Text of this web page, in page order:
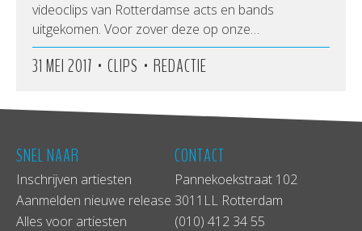
videoclips van Rotterdamse acts en bands
uitgekomen. Voor zover deze op onze…
31 MEI 2017 • CLIPS • REDACTIE
SNEL NAAR
Inschrijven artiesten
Aanmelden nieuwe release
Alles voor artiesten
CONTACT
Pannekoekstraat 102
3011LL Rotterdam
(010) 412 34 55